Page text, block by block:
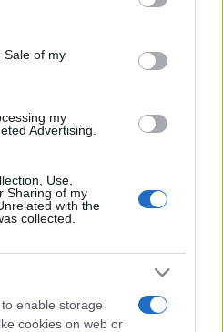
and its third-party tags to
purposes in below Google
Sale of my
my
Advertising.
Use,
Sharing of my
with the
collected.
enable storage
cookies on web or